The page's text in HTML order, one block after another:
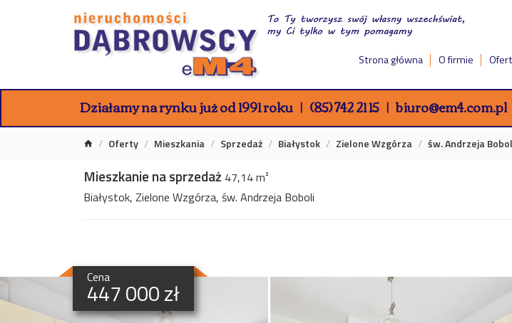
Strona główna O firmie
Działamy na rynku już od 1991 roku (85) 742 21 15 biuro@em4.com.pl
Oferty Mieszkania Sprzedaż Białystok Zielone Wzgórza św. Andrzeja
Mieszkanie na sprzedaż 47,14 m²
Białystok, Zielone Wzgórza, św. Andrzeja Boboli
Cena
447 000 zł